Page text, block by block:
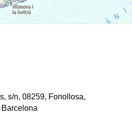
s/n, 08259, Fonollosa,